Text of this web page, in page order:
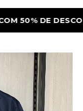
DE DESCONTO